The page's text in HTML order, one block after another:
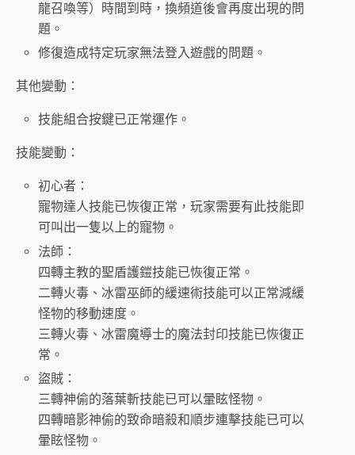
龍召喚等）時間到時，換頻道後會再度出現的問
題。
修復造成特定玩家無法登入遊戲的問題。
其他變動：
技能組合按鍵已正常運作。
技能變動：
初心者：
寵物達人技能已恢復正常，玩家需要有此技能即
可叫出一隻以上的寵物。
法師：
四轉主教的聖盾護鎧技能已恢復正常。
二轉火毒、冰雷巫師的緩速術技能可以正常減緩
怪物的移動速度。
三轉火毒、冰雷魔導士的魔法封印技能已恢復正
常。
盜賊：
三轉神偷的落葉斬技能已可以暈眩怪物。
四轉暗影神偷的致命暗殺和順步連擊技能已可以
暈眩怪物。